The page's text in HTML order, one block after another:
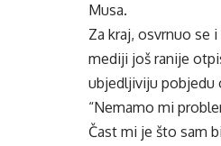
Musa.
Za kraj, osvrnuo se
mediji još ranije
ubjedljiviju pobjedu
“Nemamo mi
Čast mi je što sam